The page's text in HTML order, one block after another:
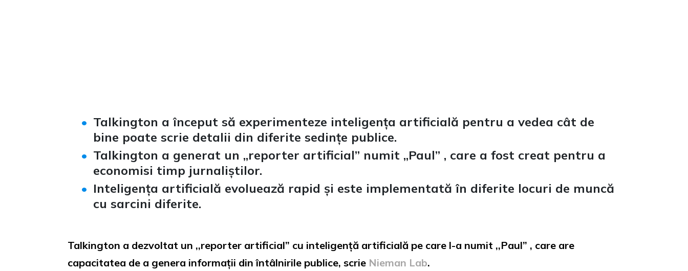
Talkington a început să experimenteze inteligența artificială pentru a vedea cât de
bine poate scrie detalii din diferite sedințe publice.
Talkington a generat un ,,reporter artificial” numit ,,Paul” , care a fost creat pentru a
economisi timp jurnaliștilor.
Inteligența artificială evoluează rapid și este implementată în diferite locuri de muncă
cu sarcini diferite.
Talkington a dezvoltat un ,,reporter artificial” cu inteligență artificială pe care l-a numit ,,Paul” , care are
capacitatea de a genera informații din întâlnirile publice, scrie Nieman Lab.